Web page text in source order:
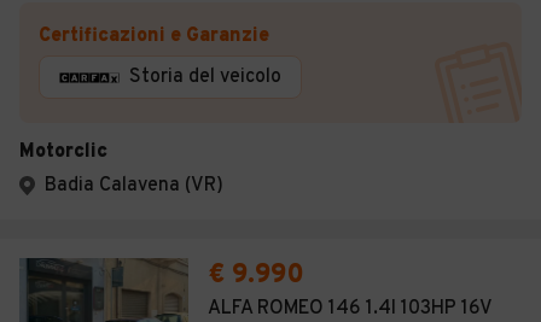
Certificazioni e Garanzie
Storia del veicolo
Motorclic
Badia Calavena (VR)
€ 9.990
ALFA ROMEO 146 1.4I 103HP 16V